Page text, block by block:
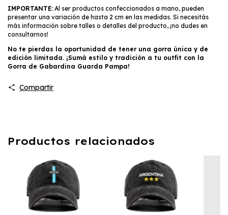
IMPORTANTE: Al ser productos confeccionados a mano, pueden
presentar una variación de hasta 2 cm en las medidas. Si necesitás
más información sobre talles o detalles del producto, ¡no dudes en
consultarnos!
No te pierdas la oportunidad de tener una gorra única y de
edición limitada. ¡Sumá estilo y tradición a tu outfit con la
Gorra de Gabardina Guarda Pampa!
Compartir
Productos relacionados